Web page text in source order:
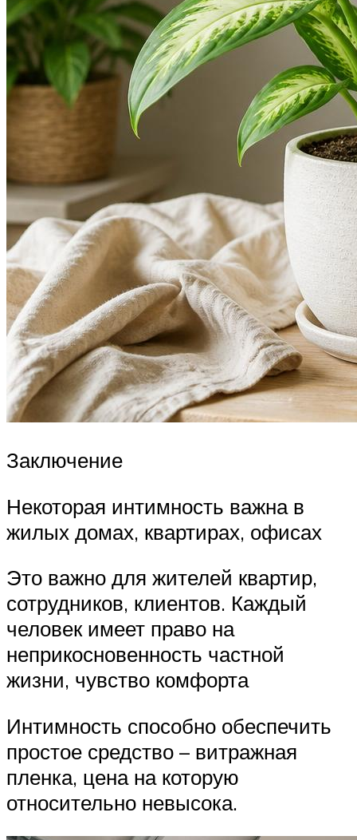
Заключение
Некоторая интимность важна в
жилых домах, квартирах, офисах
Это важно для жителей квартир,
сотрудников, клиентов. Каждый
человек имеет право на
неприкосновенность частной
жизни, чувство комфорта
Интимность способно обеспечить
простое средство – витражная
пленка, цена на которую
относительно невысока.